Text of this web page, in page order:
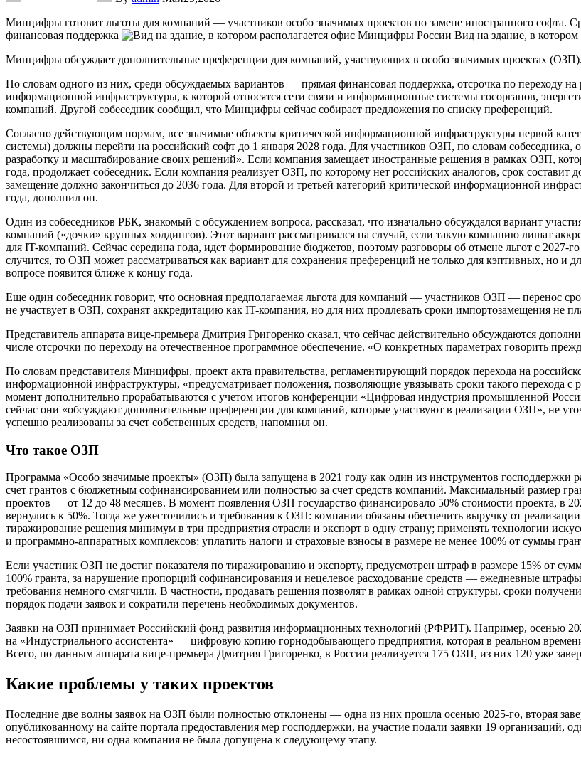
Минцифры готовит льготы для компаний — участников особо значимых проектов по замене иностранного софта. Среди предложений — сдвиг сроков импортозамещения и прямая
финансовая поддержка
Вид на здание, в
Минцифры обсуждает дополнительные преференции для компаний, участвующих в особо значимых проектах
По словам одного из них, среди обсуждаемых вариантов — прямая финансовая поддержка, отсрочка по переходу на
информационной инфраструктуры, к которой относятся сети связи и информационные системы госорганов,
компаний. Другой собеседник сообщил, что Минцифры сейчас собирает предложения по списку преференций.
Согласно действующим нормам, все значимые объекты критической информационной инфраструктуры первой
системы) должны перейти на российский софт до 1 января 2028 года. Для участников ОЗП, по словам собеседника,
разработку и масштабирование своих решений». Если компания замещает иностранные решения в рамках ОЗП,
года, продолжает собеседник. Если компания реализует ОЗП, по которому нет российских аналогов, срок
замещение должно закончиться до 2036 года. Для второй и третьей категорий критической информационной
года, дополнил он.
Один из собеседников РБК, знакомый с обсуждением вопроса, рассказал, что изначально обсуждался вариант
компаний («дочки» крупных холдингов). Этот вариант рассматривался на случай, если такую компанию лишат
для IT-компаний. Сейчас середина года, идет формирование бюджетов, поэтому разговоры об отмене льгот с 2027-
случится, то ОЗП может рассматриваться как вариант для сохранения преференций не только для кэптивных, но и
вопросе появится ближе к концу года.
Еще один собеседник говорит, что основная предполагаемая льгота для компаний — участников ОЗП — перенос
не участвует в ОЗП, сохранят аккредитацию как IT-компания, но для них продлевать сроки импортозамещения не
Представитель аппарата вице-премьера Дмитрия Григоренко сказал, что сейчас действительно обсуждаются
числе отсрочки по переходу на отечественное программное обеспечение. «О конкретных параметрах говорить
По словам представителя Минцифры, проект акта правительства, регламентирующий порядок перехода на
информационной инфраструктуры, «предусматривает положения, позволяющие увязывать сроки такого перехода
момент дополнительно прорабатываются с учетом итогов конференции «Цифровая индустрия промышленной
сейчас они «обсуждают дополнительные преференции для компаний, которые участвуют в реализации ОЗП», не
успешно реализованы за счет собственных средств, напомнил он.
Что такое ОЗП
Программа «Особо значимые проекты» (ОЗП) была запущена в 2021 году как один из инструментов господдержки
счет грантов с бюджетным софинансированием или полностью за счет средств компаний. Максимальный размер
проектов — от 12 до 48 месяцев. В момент появления ОЗП государство финансировало 50% стоимости проекта, в
вернулись к 50%. Тогда же ужесточились и требования к ОЗП: компании обязаны обеспечить выручку от
тиражирование решения минимум в три предприятия отрасли и экспорт в одну страну; применять технологии
и программно-аппаратных комплексов; уплатить налоги и страховые взносы в размере не менее 100% от суммы
Если участник ОЗП не достиг показателя по тиражированию и экспорту, предусмотрен штраф в размере 15% от
100% гранта, за нарушение пропорций софинансирования и нецелевое расходование средств — ежедневные
требования немного смягчили. В частности, продавать решения позволят в рамках одной структуры, сроки
порядок подачи заявок и сократили перечень необходимых документов.
Заявки на ОЗП принимает Российский фонд развития информационных технологий (РФРИТ). Например, осенью
на «Индустриального ассистента» — цифровую копию горнодобывающего предприятия, которая в реальном
Всего, по данным аппарата вице-премьера Дмитрия Григоренко, в России реализуется 175 ОЗП, из них 120 уже
Какие проблемы у таких проектов
Последние две волны заявок на ОЗП были полностью отклонены — одна из них прошла осенью 2025-го, вторая
опубликованному на сайте портала предоставления мер господдержки, на участие подали заявки 19 организаций,
несостоявшимся, ни одна компания не была допущена к следующему этапу.